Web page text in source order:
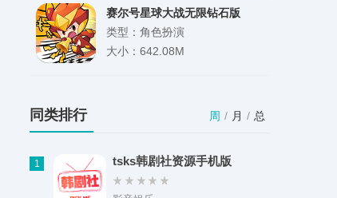
赛尔号星球大战无限钻石版
类型：角色扮演
大小：642.08M
超级黑暗欺骗正版
类型：冒险解谜
周 / 月 / 总
同类排行
1 tsks韩剧社资源手机版